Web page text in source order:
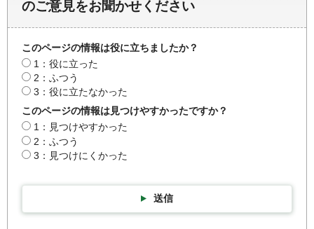
のご意見をお聞かせください
このページの情報は役に立ちましたか？
1：役に立った
2：ふつう
3：役に立たなかった
このページの情報は見つけやすかったですか？
1：見つけやすかった
2：ふつう
3：見つけにくかった
送信